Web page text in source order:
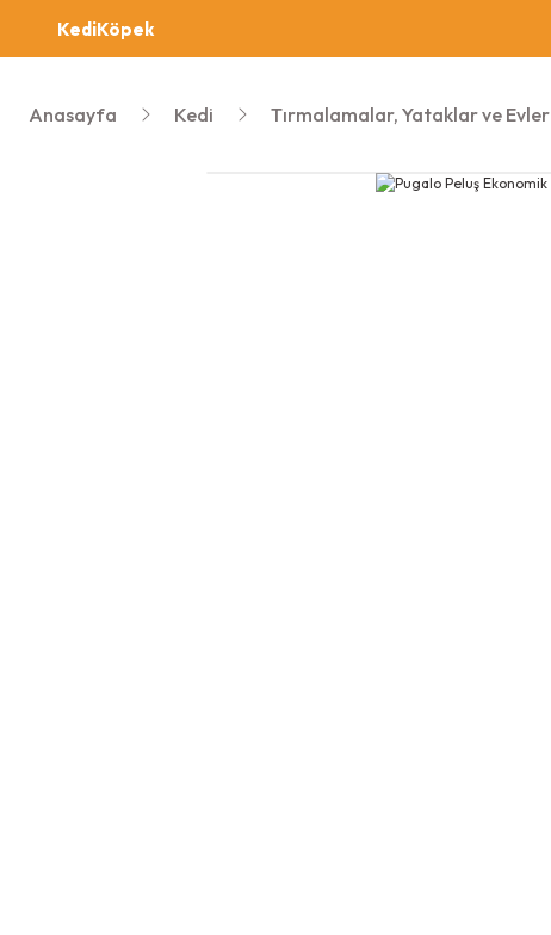
KediKöpek
Anasayfa Kedi Tırmalamalar, Yataklar ve Evler